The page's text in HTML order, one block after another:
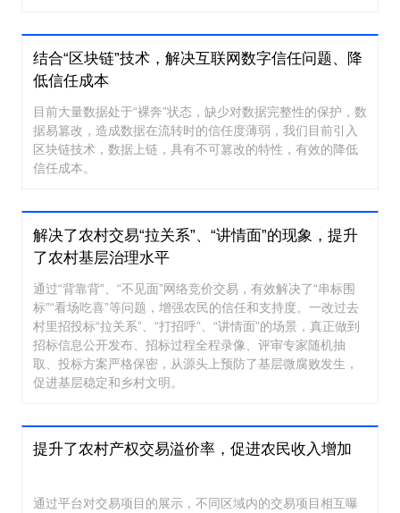
结合“区块链”技术，解决互联网数字信任问题、降
低信任成本
目前大量数据处于“裸奔”状态，缺少对数据完整性的保护，数
据易篡改，造成数据在流转时的信任度薄弱，我们目前引入
区块链技术，数据上链，具有不可篡改的特性，有效的降低
信任成本。
解决了农村交易“拉关系”、“讲情面”的现象，提升
了农村基层治理水平
通过“背靠背”、“不见面”网络竞价交易，有效解决了“串标围
标”“看场吃喜”等问题，增强农民的信任和支持度。一改过去
村里招投标“拉关系”、“打招呼”、“讲情面”的场景，真正做到
招标信息公开发布、招标过程全程录像、评审专家随机抽
取、投标方案严格保密，从源头上预防了基层微腐败发生，
促进基层稳定和乡村文明。
提升了农村产权交易溢价率，促进农民收入增加
通过平台对交易项目的展示，不同区域内的交易项目相互曝